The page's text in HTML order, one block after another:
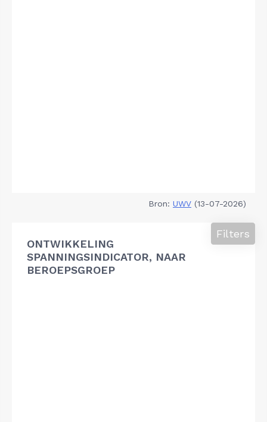
Bron: UWV (13-07-2026)
ONTWIKKELING
SPANNINGSINDICATOR, NAAR
BEROEPSGROEP
Filters